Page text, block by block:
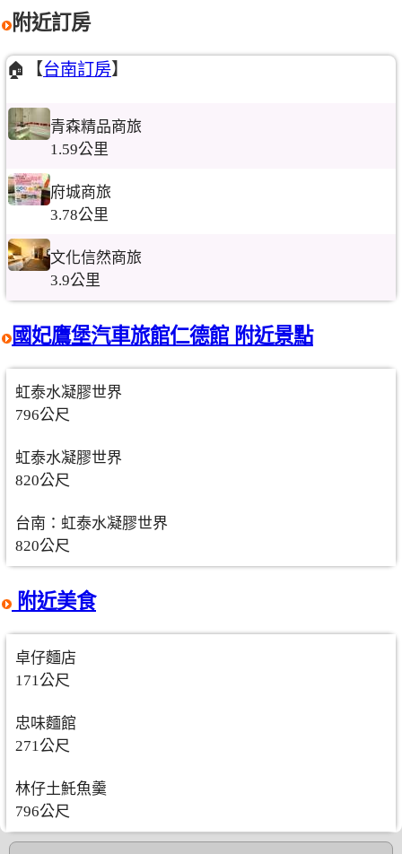
附近訂房
🏠【台南訂房】
青森精品商旅
1.59公里
府城商旅
3.78公里
文化信然商旅
3.9公里
國妃鷹堡汽車旅館仁德館 附近景點
虹泰水凝膠世界
796公尺
虹泰水凝膠世界
820公尺
台南：虹泰水凝膠世界
820公尺
附近美食
卓仔麵店
171公尺
忠味麵館
271公尺
林仔土魠魚羹
796公尺